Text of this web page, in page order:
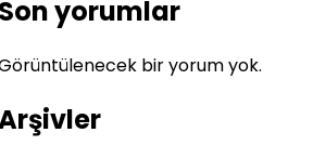
yorumlar
bir yorum yok.